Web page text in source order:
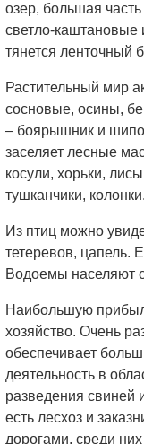
озер, большая
светло-каштановые
тянется ленточный
Растительный мир
сосновые, осины,
– боярышник и
заселяет лесные
косули, хорьки,
тушканчики, колонки.
Из птиц можно
тетеревов, цапель.
Водоемы населяют
Наибольшую
хозяйство. Очень
обеспечивает
деятельность в
разведения свиней
есть лесхоз и
дорогами, среди